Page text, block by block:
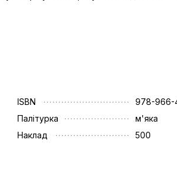
ISBN
978-966-
Палітурка
м'яка
Наклад
500